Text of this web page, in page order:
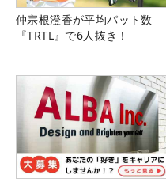
仲宗根澄香が平均パット数
『TRTL』で6人抜き！